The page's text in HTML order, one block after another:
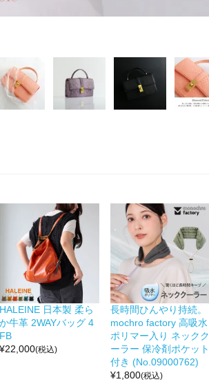
HALEINE 日本製 柔ら
か牛革 2WAYバッグ 4
FB
¥22,000(税込)
長時間ひんやり持続。
mochro factory 高吸水
ポリマー入り ネックク
ーラー 保冷剤ポケット
付き (No.09000762)
¥1,800(税込)